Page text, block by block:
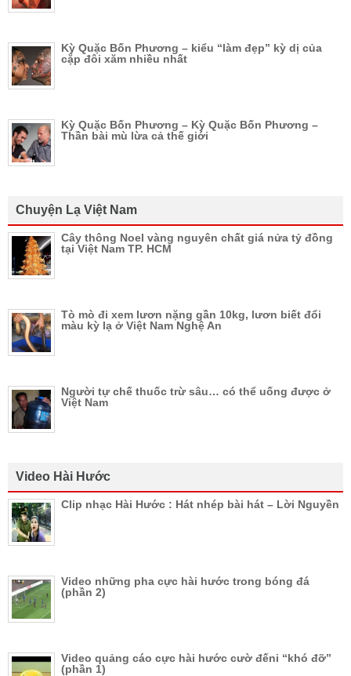
Kỳ Quặc Bốn Phương – kiểu “làm đẹp” kỳ dị của
cặp đôi xăm nhiều nhất
Kỳ Quặc Bốn Phương – Kỳ Quặc Bốn Phương –
Thần bài mù lừa cả thế giới
Chuyện Lạ Việt Nam
Cây thông Noel vàng nguyên chất giá nửa tỷ đồng
tại Việt Nam TP. HCM
Tò mò đi xem lươn nặng gần 10kg, lươn biết đổi
màu kỳ lạ ở Việt Nam Nghệ An
Người tự chế thuốc trừ sâu… có thể uống được ở
Việt Nam
Video Hài Hước
Clip nhạc Hài Hước : Hát nhép bài hát – Lời Nguyền
Video những pha cực hài hước trong bóng đá
(phần 2)
Video quảng cáo cực hài hước cườ đếni “khó đỡ”
(phần 1)